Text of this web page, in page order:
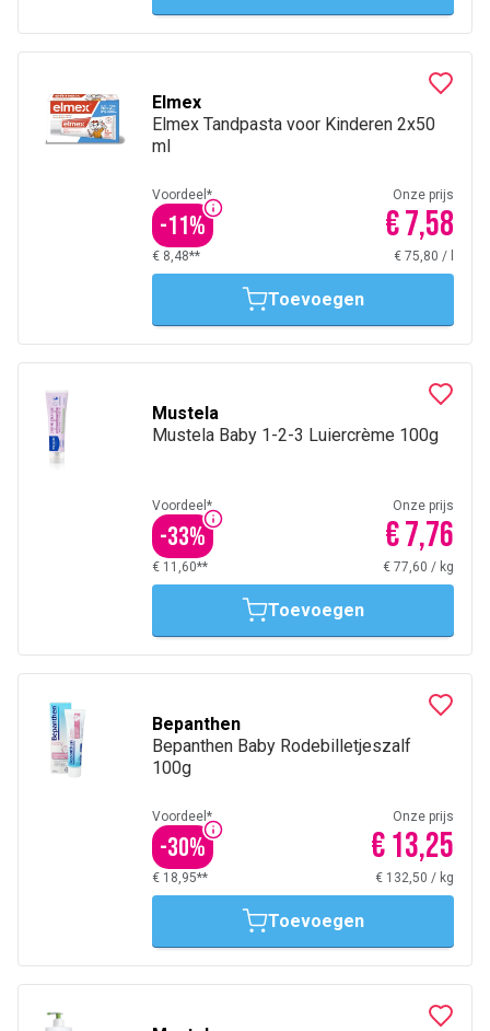
Elmex
Elmex Tandpasta voor Kinderen 2x50
ml
Voordeel*
-11%
Onze prijs
€ 7,58
€ 8,48** € 75,80 /
Toevoegen
Mustela
Mustela Baby 1-2-3 Luiercrème 100g
Voordeel*
-33%
Onze prijs
€ 7,76
€ 11,60** € 77,60 / kg
Toevoegen
Bepanthen
Bepanthen Baby Rodebilletjeszalf
100g
Voordeel*
-30%
Onze prijs
€ 13,25
€ 18,95** € 132,50 / kg
Toevoegen